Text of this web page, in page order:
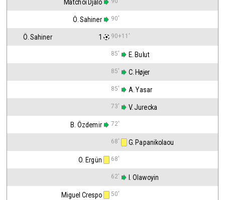
Matchoi Djaló
Ö. Sahiner 90'
Ö. Sahiner                                  1 90+11'
85' E. Bulut
85' C. Højer
85' A. Yasar
73' V. Jurecka
B. Özdemir 72'
68' G. Papanikolaou
O. Ergün 68'
62' I. Olawoyin
Miguel Crespo 50'